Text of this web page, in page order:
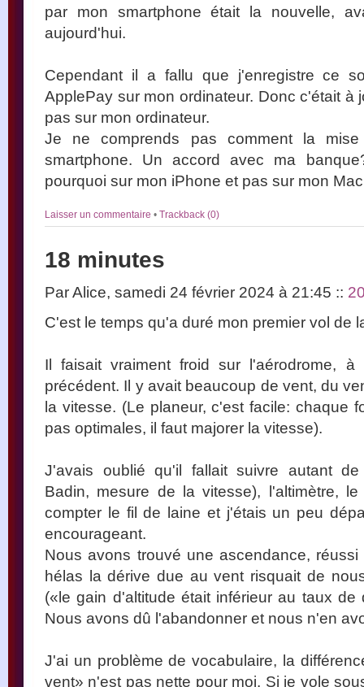
par mon smartphone était la nouvelle,
aujourd'hui.
Cependant il a fallu que j'enregistre ce
ApplePay sur mon ordinateur. Donc c'était à
pas sur mon ordinateur.
Je ne comprends pas comment la
smartphone. Un accord avec ma
pourquoi sur mon iPhone et pas sur mon
Laisser un commentaire • Trackback (0)
18 minutes
Par Alice, samedi 24 février 2024 à 21:45 ::
C'est le temps qu'a duré mon premier vol de
Il faisait vraiment froid sur l'aérodrome,
précédent. Il y avait beaucoup de vent, du
la vitesse. (Le planeur, c'est facile: chaque
pas optimales, il faut majorer la vitesse).
J'avais oublié qu'il fallait suivre autant de
Badin, mesure de la vitesse), l'altimètre,
compter le fil de laine et j'étais un peu
encourageant.
Nous avons trouvé une ascendance,
hélas la dérive due au vent risquait de
(«le gain d'altitude était inférieur au taux
Nous avons dû l'abandonner et nous n'en
J'ai un problème de vocabulaire, la
vent» n'est pas nette pour moi. Si je vole